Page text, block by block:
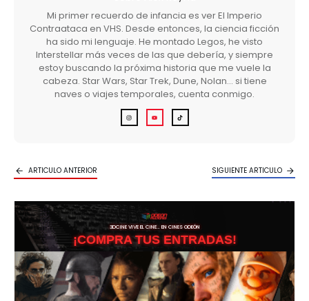
Mi primer recuerdo de infancia es ver El Imperio
Contraataca en VHS. Desde entonces, la ciencia ficción
ha sido mi lenguaje. He montado Legos, he visto
Interstellar más veces de las que debería, y siempre
estoy buscando la próxima historia que me vuele la
cabeza. Star Wars, Star Trek, Dune, Nolan… si tiene
naves o viajes temporales, cuenta conmigo.
ARTICULO ANTERIOR SIGUIENTE ARTICULO
3DCINE VIVE EL CINE… EN CINES ODEÓN
¡COMPRA TUS ENTRADAS!